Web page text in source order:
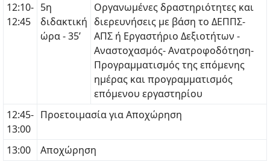
12:10-
12:45
5η
διδακτική
ώρα - 35’
Οργανωμένες δραστηριότητες και
διερευνήσεις με βάση το ΔΕΠΠΣ-
ΑΠΣ ή Εργαστήριο Δεξιοτήτων -
Αναστοχασμός- Ανατροφοδότηση-
Προγραμματισμός της επόμενης
ημέρας και προγραμματισμός
επόμενου εργαστηρίου
12:45-
13:00
Προετοιμασία για Αποχώρηση
13:00 Αποχώρηση